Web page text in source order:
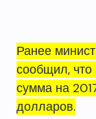
Ранее
сообщил,
сумма на
долларов.